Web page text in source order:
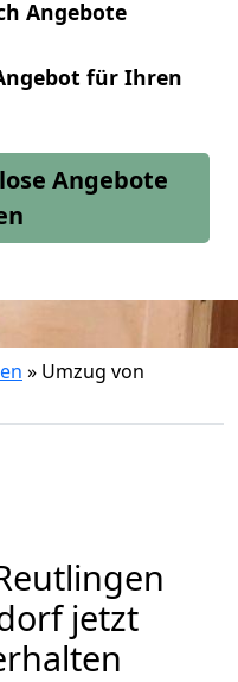
Angebote
für Ihren
Angebote
» Umzug von
jetzt